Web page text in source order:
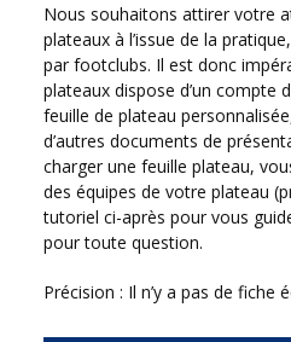
Nous souhaitons attirer votre attention sur le fait que désormais, toutes les feuilles de
plateaux à l’issue de la
par footclubs. Il est donc
plateaux dispose d’un compte
feuille de plateau
d’autres documents de
charger une feuille plateau,
des équipes de votre plateau
tutoriel ci-après pour vous
pour toute question.
Précision : Il n’y a pas de